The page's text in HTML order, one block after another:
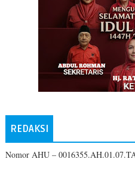
REDAKSI
Nomor AHU –